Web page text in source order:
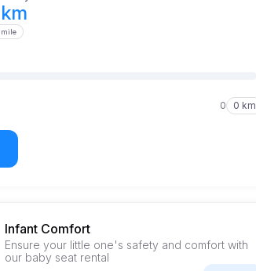
mile
0 0 km
Infant Comfort
Ensure your little one's safety and comfort with
our baby seat rental